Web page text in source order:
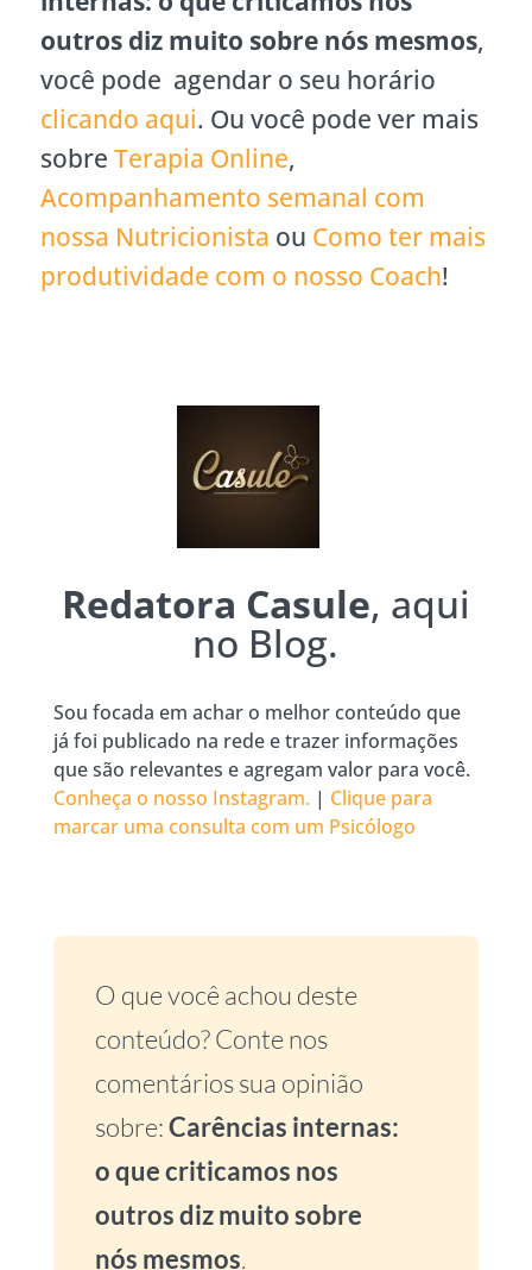
outros diz muito sobre nós mesmos,
você pode agendar o seu horário
clicando aqui. Ou você pode ver mais
sobre Terapia Online,
Acompanhamento semanal com
nossa Nutricionista ou Como ter mais
produtividade com o nosso Coach!
Redatora Casule, aqui
no Blog.
Sou focada em achar o melhor conteúdo que
já foi publicado na rede e trazer informações
que são relevantes e agregam valor para você.
Conheça o nosso Instagram. | Clique para
marcar uma consulta com um Psicólogo
O que você achou deste
conteúdo? Conte nos
comentários sua opinião
sobre:Carências internas:
o que criticamos nos
outros diz muito sobre
nós mesmos.